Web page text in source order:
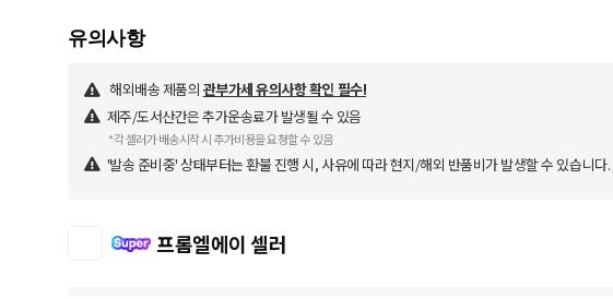
유의사항
해외배송 제품의 관부가세 유의사항 확인 필수!
제주/도서산간은 추가운송료가 발생될 수 있음
*각 셀러가 배송시작 시 추가비용을 요청할 수 있음
'발송 준비중' 상태부터는 환불 진행 시, 사유에 따라 현지/해외 반품비가 발생할 수 있습니다.
프롬엘에이 셀러